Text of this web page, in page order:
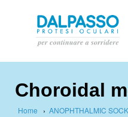
Choroidal
Home › ANOPHTHALMIC